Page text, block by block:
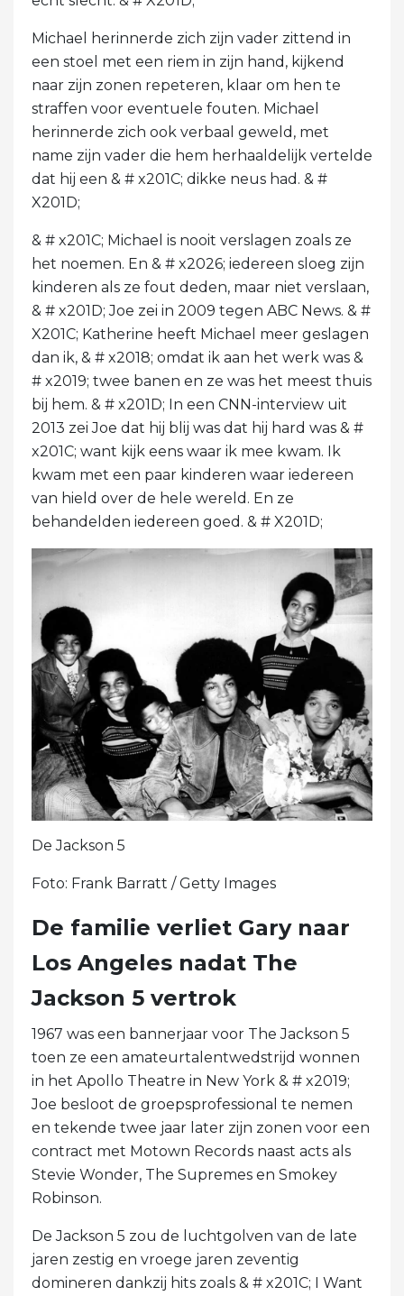
Michael herinnerde zich zijn vader zittend in
een stoel met een riem in zijn hand, kijkend
naar zijn zonen repeteren, klaar om hen te
straffen voor eventuele fouten. Michael
herinnerde zich ook verbaal geweld, met
name zijn vader die hem herhaaldelijk vertelde
dat hij een & # x201C; dikke neus had. & #
X201D;
& # x201C; Michael is nooit verslagen zoals ze
het noemen. En & # x2026; iedereen sloeg zijn
kinderen als ze fout deden, maar niet verslaan,
& # x201D; Joe zei in 2009 tegen ABC News. & #
X201C; Katherine heeft Michael meer geslagen
dan ik, & # x2018; omdat ik aan het werk was &
# x2019; twee banen en ze was het meest thuis
bij hem. & # x201D; In een CNN-interview uit
2013 zei Joe dat hij blij was dat hij hard was & #
x201C; want kijk eens waar ik mee kwam. Ik
kwam met een paar kinderen waar iedereen
van hield over de hele wereld. En ze
behandelden iedereen goed. & # X201D;
De Jackson 5
Foto: Frank Barratt / Getty Images
De familie verliet Gary naar
Los Angeles nadat The
Jackson 5 vertrok
1967 was een bannerjaar voor The Jackson 5
toen ze een amateurtalentwedstrijd wonnen
in het Apollo Theatre in New York & # x2019;
Joe besloot de groepsprofessional te nemen
en tekende twee jaar later zijn zonen voor een
contract met Motown Records naast acts als
Stevie Wonder, The Supremes en Smokey
Robinson.
De Jackson 5 zou de luchtgolven van de late
jaren zestig en vroege jaren zeventig
domineren dankzij hits zoals & # x201C; I Want